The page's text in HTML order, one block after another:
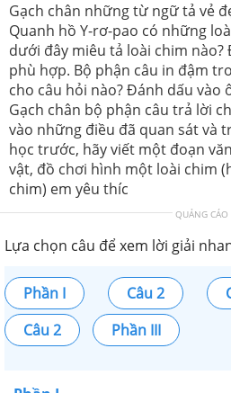
Gạch chân những từ ngữ tả vẻ
Quanh hồ Y-rơ-pao có những
dưới đây miêu tả loài chim
phù hợp. Bộ phận câu in đậm
cho câu hỏi nào? Đánh dấu vào
Gạch chân bộ phận câu trả lời
vào những điều đã quan sát và
học trước, hãy viết một đoạn
vật, đồ chơi hình một loài chim
chim) em yêu thíc
QUẢNG CÁO
Lựa chọn câu để xem lời giải
Phần I Câu 2
Câu 2
Phần III